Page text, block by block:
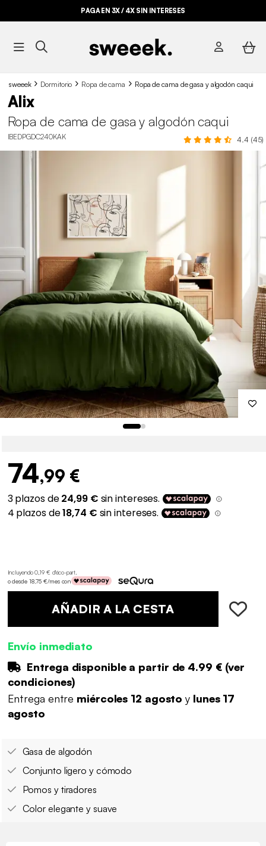
PAGA EN 3X / 4X SIN INTERESES
sweeek Dormitorio Ropa de cama Ropa de cama de gasa y algodón caqui
Alix
Ropa de cama de gasa y algodón caqui
IBEDPGDC240KAK 4.4 (45)
74,99 €
Incluyendo 0,19 € d'éco-part.
o desde 18,75 €/mes con
AÑADIR A LA CESTA
Envío inmediato
Entrega disponible a partir de 4.99 €(ver
condiciones)
Entrega entre miércoles 12 agostoy lunes 17
agosto
Gasa de algodón
Conjunto ligero y cómodo
Pomos y tiradores
Color elegante y suave